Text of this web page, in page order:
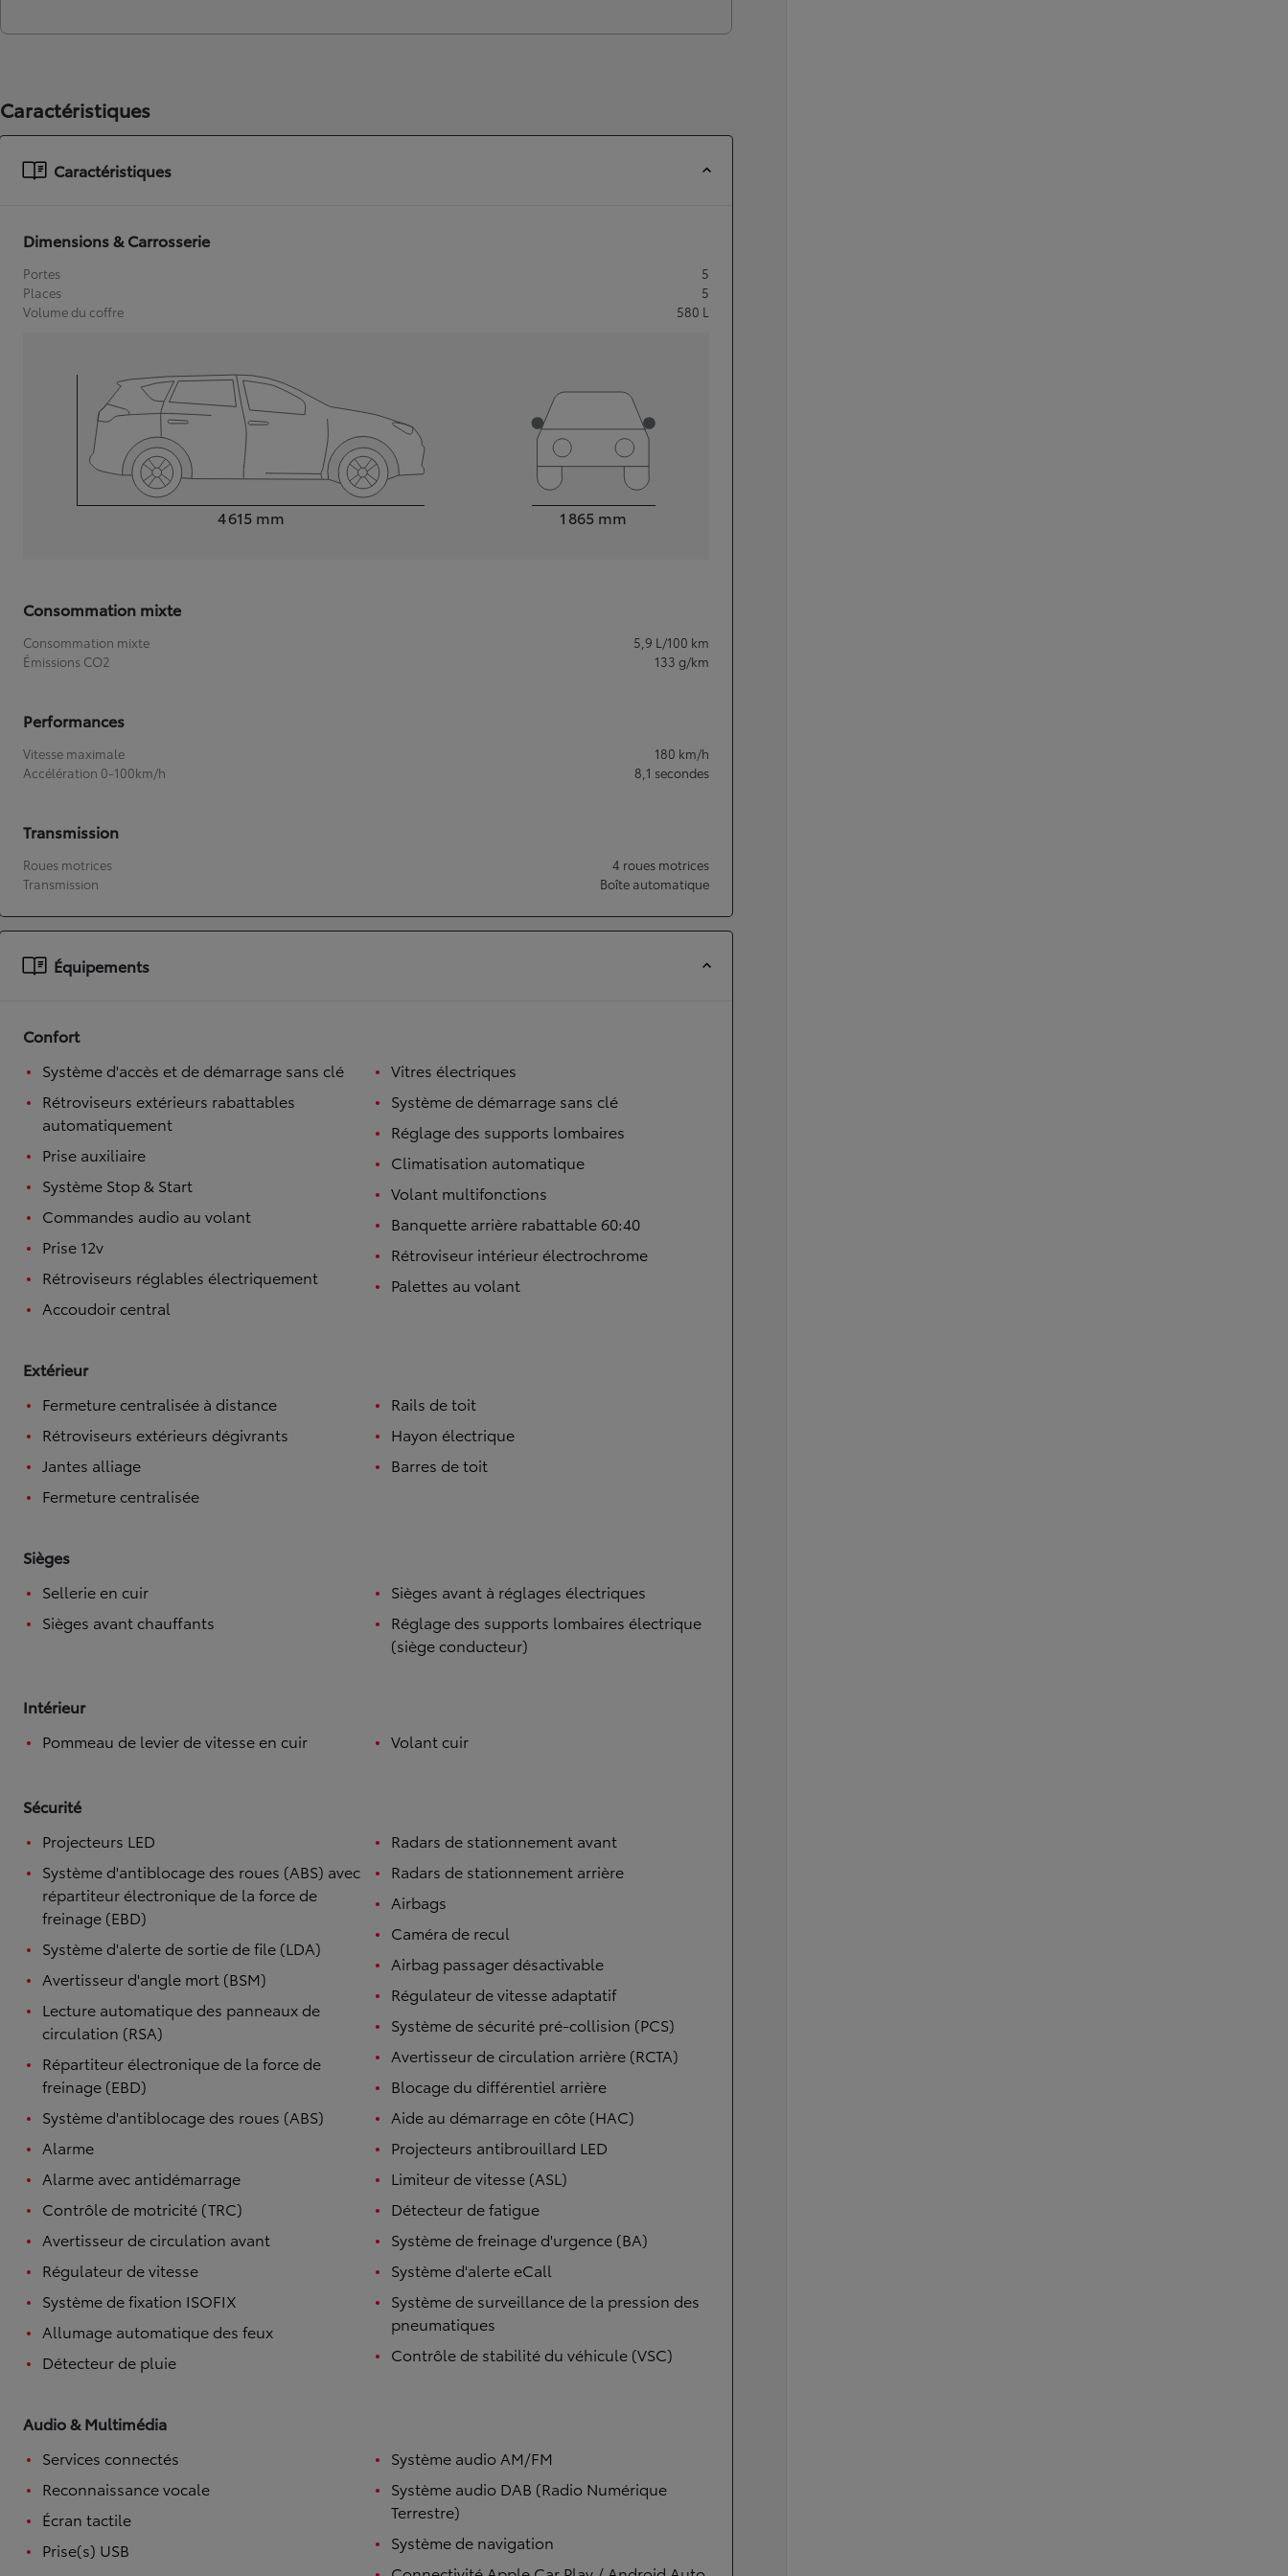
À partir de 19 700 €
Nouvelle Yaris Cross
HYBRIDE
Caractéristiques
Caractéristiques
Dimensions & Carrosserie
Portes
5
Places
5
Volume du coffre
580 L
4 615 mm 1 865 mm
Consommation mixte
Consommation mixte 5,9 L/100 km
Émissions CO2
133 g/km
Performances
Vitesse maximale 180 km/h
Accélération 0-100km/h
8,1 secondes
Transmission
Roues motrices
4 roues motrices
Transmission
Boîte automatique
Équipements
Confort
Système d'accès et de démarrage sans clé
Rétroviseurs extérieurs rabattables
automatiquement
Prise auxiliaire
Système Stop & Start
Commandes audio au volant
Prise 12v
Rétroviseurs réglables électriquement
Accoudoir central
Vitres électriques
Système de démarrage sans clé
Réglage des supports lombaires
Climatisation automatique
Volant multifonctions
Banquette arrière rabattable 60:40
Rétroviseur intérieur électrochrome
Palettes au volant
Extérieur
Fermeture centralisée à distance
Rétroviseurs extérieurs dégivrants
Jantes alliage
Fermeture centralisée
Rails de toit
Hayon électrique
Barres de toit
Sièges
Sellerie en cuir
Sièges avant chauffants
Sièges avant à réglages électriques
Réglage des supports lombaires électrique
(siège conducteur)
Intérieur
Pommeau de levier de vitesse en cuir
Volant cuir
Sécurité
Projecteurs LED
Système d'antiblocage des roues (ABS) avec
répartiteur électronique de la force de
freinage (EBD)
Système d'alerte de sortie de file (LDA)
Avertisseur d'angle mort (BSM)
Lecture automatique des panneaux de
circulation (RSA)
Répartiteur électronique de la force de
freinage (EBD)
Système d'antiblocage des roues (ABS)
Alarme
Alarme avec antidémarrage
Contrôle de motricité (TRC)
Avertisseur de circulation avant
Régulateur de vitesse
Système de fixation ISOFIX
Allumage automatique des feux
Détecteur de pluie
Radars de stationnement avant
Radars de stationnement arrière
Airbags
Caméra de recul
Airbag passager désactivable
Régulateur de vitesse adaptatif
Système de sécurité pré-collision (PCS)
Avertisseur de circulation arrière (RCTA)
Blocage du différentiel arrière
Aide au démarrage en côte (HAC)
Projecteurs antibrouillard LED
Limiteur de vitesse (ASL)
Détecteur de fatigue
Système de freinage d'urgence (BA)
Système d'alerte eCall
Système de surveillance de la pression des
pneumatiques
Contrôle de stabilité du véhicule (VSC)
Audio & Multimédia
Services connectés
Reconnaissance vocale
Écran tactile
Prise(s) USB
Système audio AM/FM
Système audio DAB (Radio Numérique
Terrestre)
Système de navigation